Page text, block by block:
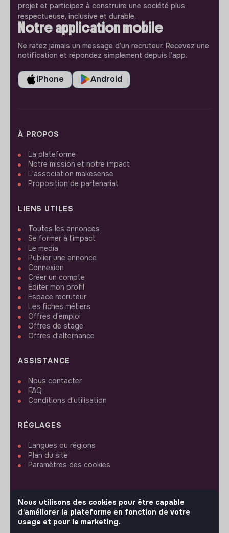
projet et participez à construire une société plus
respectueuse, inclusive et durable.
Notre application mobile
Ne ratez jamais un message d’un recruteur. Recevez une
notification et répondez simplement depuis l’app.
iPhone Android
À PROPOS
La plateforme
Notre mission et notre impact
L'association makesense
Proposition de partenariat
LIENS UTILES
Toutes les annonces
Se former à l'impact
Le media
Publier une annonce
Connexion
Créer un compte
Editer mon profil
Espace recruteur
Les fiches métiers
Offres d'emploi
Offres de stage
Offres d'alternance
ASSISTANCE
Nous contacter
FAQ
Conditions d'utilisation
RÉGLAGES
Langues ou régions
Plan du site
Paramètres des cookies
SUIVEZ-NOUS
Nous utilisons des cookies pour être capable
d'améliorer la plateforme en fonction de votre
usage et pour le marketing.